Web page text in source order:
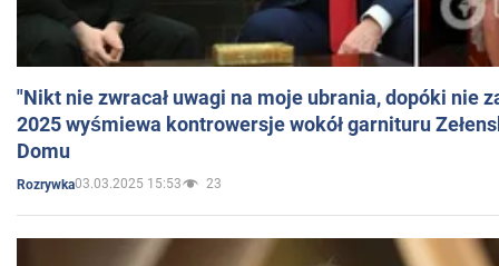
"Nikt nie zwracał uwagi na moje ubrania, dopóki nie
2025 wyśmiewa kontrowersje wokół garnituru
Domu
Rozrywka03.03.2025 15:53 23